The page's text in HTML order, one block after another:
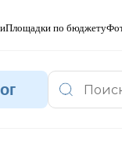
Площадки по бюджету